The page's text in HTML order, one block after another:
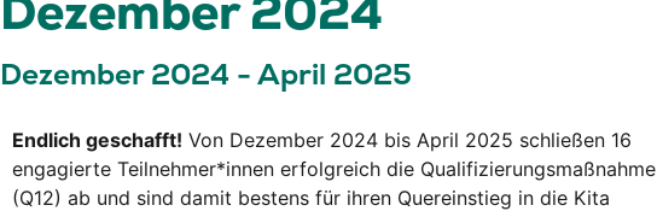
Dezember 2024 - April 2025
Endlich geschafft! Von Dezember 2024 bis April 2025 schließen 16
engagierte Teilnehmer*innen erfolgreich die Qualifizierungsmaßnahme
(Q12) ab und sind damit bestens für ihren Quereinstieg in die Kita